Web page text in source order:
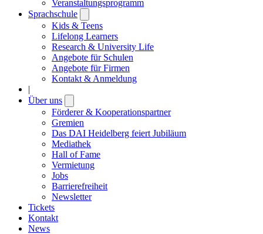
Veranstaltungsprogramm
Sprachschule
submenu
Kids & Teens
Lifelong Learners
Research & University Life
Angebote für Schulen
Angebote für Firmen
Kontakt & Anmeldung
|
Über uns
submenu
Förderer & Kooperationspartner
Gremien
Das DAI Heidelberg feiert Jubiläum
Mediathek
Hall of Fame
Vermietung
Jobs
Barrierefreiheit
Newsletter
Tickets
Kontakt
News